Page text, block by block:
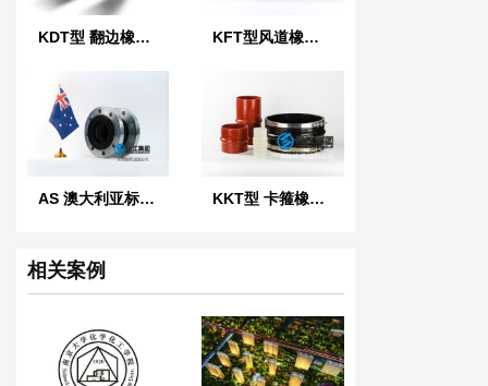
KDT型 翻边橡胶接头 KFT型风道橡胶柔性接头
AS 澳大利亚标准橡胶膨胀节 KKT型 卡箍橡胶接头
相关案例